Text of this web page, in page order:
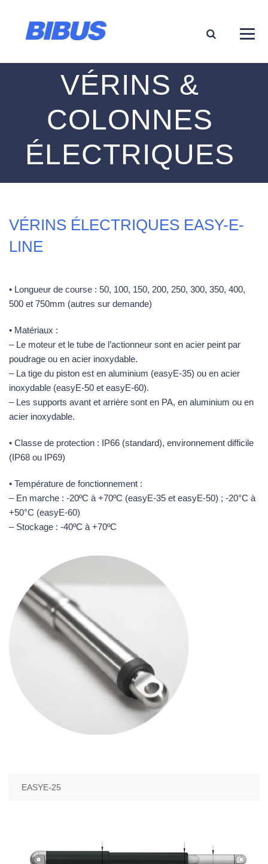
VÉRINS &
COLONNES
ÉLECTRIQUES
VÉRINS ÉLECTRIQUES EASY-E-
LINE
• Longueur de course : 50, 100, 150, 200, 250, 300, 350, 400,
500 et 750mm (autres sur demande)
• Matériaux :
– Le moteur et le tube de l’actionneur sont en acier peint par
poudrage ou en acier inoxydable.
– La tige du piston est en aluminium (easyE-35) ou en acier
inoxydable (easyE-50 et easyE-60).
– Les supports avant et arrière sont en PA, en aluminium ou en
acier inoxydable.
• Classe de protection : IP66 (standard), environnement difficile
(IP68 ou IP69)
• Température de fonctionnement :
– En marche : -20ºC à +70ºC (easyE-35 et easyE-50) ; -20°C à
+50°C (easyE-60)
– Stockage : -40ºC à +70ºC
EASYE-25